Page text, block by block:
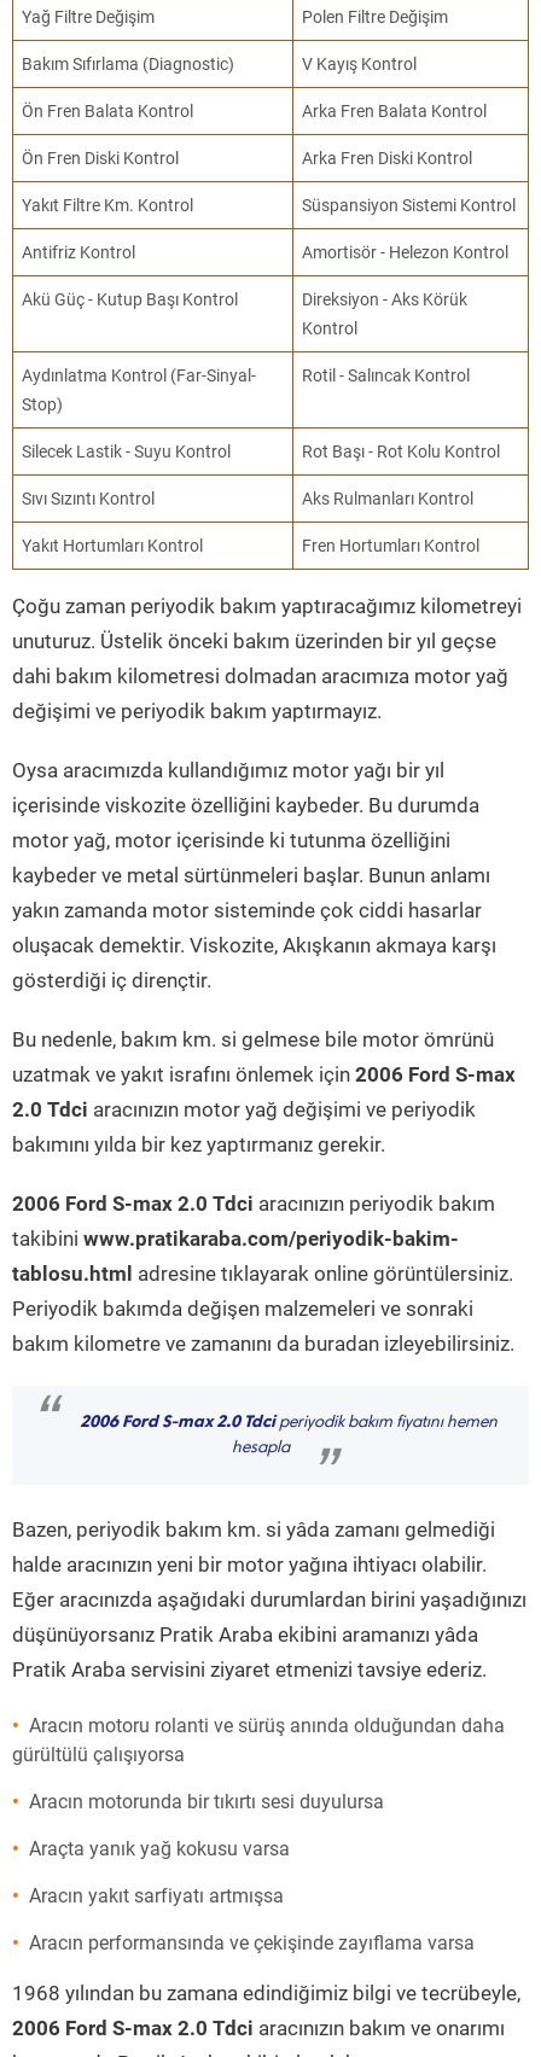
Yağ Filtre Değişim Polen Filtre Değişim
Bakım Sıfırlama (Diagnostic) V Kayış Kontrol
Ön Fren Balata Kontrol Arka Fren Balata Kontrol
Ön Fren Diski Kontrol Arka Fren Diski Kontrol
Yakıt Filtre Km. Kontrol Süspansiyon Sistemi Kontrol
Antifriz Kontrol Amortisör - Helezon Kontrol
Akü Güç - Kutup Başı Kontrol
Direksiyon - Aks Körük
Kontrol
Aydınlatma Kontrol (Far-Sinyal-
Stop)
Rotil - Salıncak Kontrol
Silecek Lastik - Suyu Kontrol Rot Başı - Rot Kolu Kontrol
Sıvı Sızıntı Kontrol Aks Rulmanları Kontrol
Yakıt Hortumları Kontrol Fren Hortumları Kontrol
Çoğu zaman periyodik bakım yaptıracağımız kilometreyi
unuturuz. Üstelik önceki bakım üzerinden bir yıl geçse
dahi bakım kilometresi dolmadan aracımıza motor yağ
değişimi ve periyodik bakım yaptırmayız.
Oysa aracımızda kullandığımız motor yağı bir yıl
içerisinde viskozite özelliğini kaybeder. Bu durumda
motor yağ, motor içerisinde ki tutunma özelliğini
kaybeder ve metal sürtünmeleri başlar. Bunun anlamı
yakın zamanda motor sisteminde çok ciddi hasarlar
oluşacak demektir. Viskozite, Akışkanın akmaya karşı
gösterdiği iç dirençtir.
Bu nedenle, bakım km. si gelmese bile motor ömrünü
uzatmak ve yakıt israfını önlemek için 2006 Ford S-max
2.0 Tdci aracınızın motor yağ değişimi ve periyodik
bakımını yılda bir kez yaptırmanız gerekir.
2006 Ford S-max 2.0 Tdci aracınızın periyodik bakım
takibini www.pratikaraba.com/periyodik-bakim-
tablosu.html adresine tıklayarak online görüntülersiniz.
Periyodik bakımda değişen malzemeleri ve sonraki
bakım kilometre ve zamanını da buradan izleyebilirsiniz.
“ 2006 Ford S-max 2.0 Tdciperiyodik bakım fiyatını hemen
hesapla
”
Bazen, periyodik bakım km. si yâda zamanı gelmediği
halde aracınızın yeni bir motor yağına ihtiyacı olabilir.
Eğer aracınızda aşağıdaki durumlardan birini yaşadığınızı
düşünüyorsanız Pratik Araba ekibini aramanızı yâda
Pratik Araba servisini ziyaret etmenizi tavsiye ederiz.
Aracın motoru rolanti ve sürüş anında olduğundan daha
gürültülü çalışıyorsa
Aracın motorunda bir tıkırtı sesi duyulursa
Araçta yanık yağ kokusu varsa
Aracın yakıt sarfiyatı artmışsa
Aracın performansında ve çekişinde zayıflama varsa
1968 yılından bu zamana edindiğimiz bilgi ve tecrübeyle,
2006 Ford S-max 2.0 Tdci aracınızın bakım ve onarımı